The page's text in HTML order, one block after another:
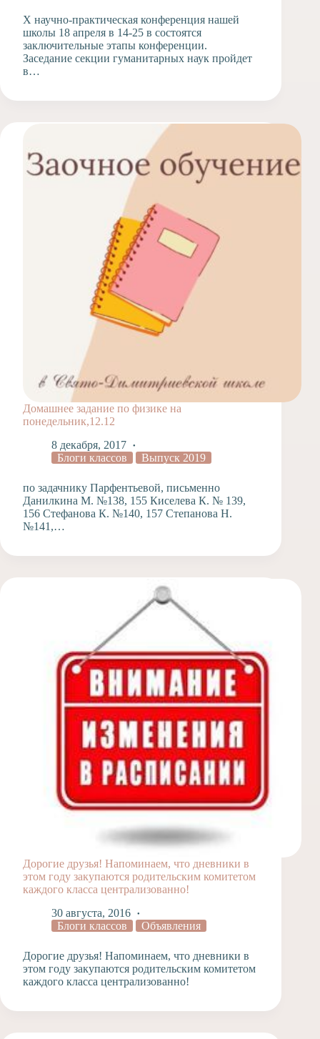
X научно-практическая конференция нашей
школы 18 апреля в 14-25 в состоятся
заключительные этапы конференции.
Заседание секции гуманитарных наук пройдет
в…
Домашнее задание по физике на
понедельник,12.12
8 декабря, 2017
Блоги классов
Выпуск 2019
по задачнику Парфентьевой, письменно
Данилкина М. №138, 155 Киселева К. № 139,
156 Стефанова К. №140, 157 Степанова Н.
№141,…
Дорогие друзья! Напоминаем, что дневники в
этом году закупаются родительским комитетом
каждого класса централизованно!
30 августа, 2016
Блоги классов
Объявления
Дорогие друзья! Напоминаем, что дневники в
этом году закупаются родительским комитетом
каждого класса централизованно!